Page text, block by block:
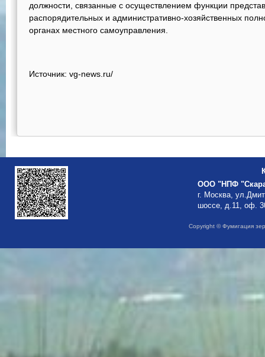
должности, связанные с осуществлением функции
распорядительных и административно-хозяйственных
органах местного самоуправления.
Источник: vg-news.ru/
ООО "НПФ
г. Москва,
шоссе, д.11, оф.
Copyright © Фумигация